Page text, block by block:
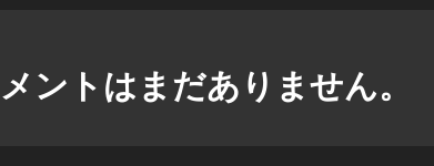
ントはまだありません。